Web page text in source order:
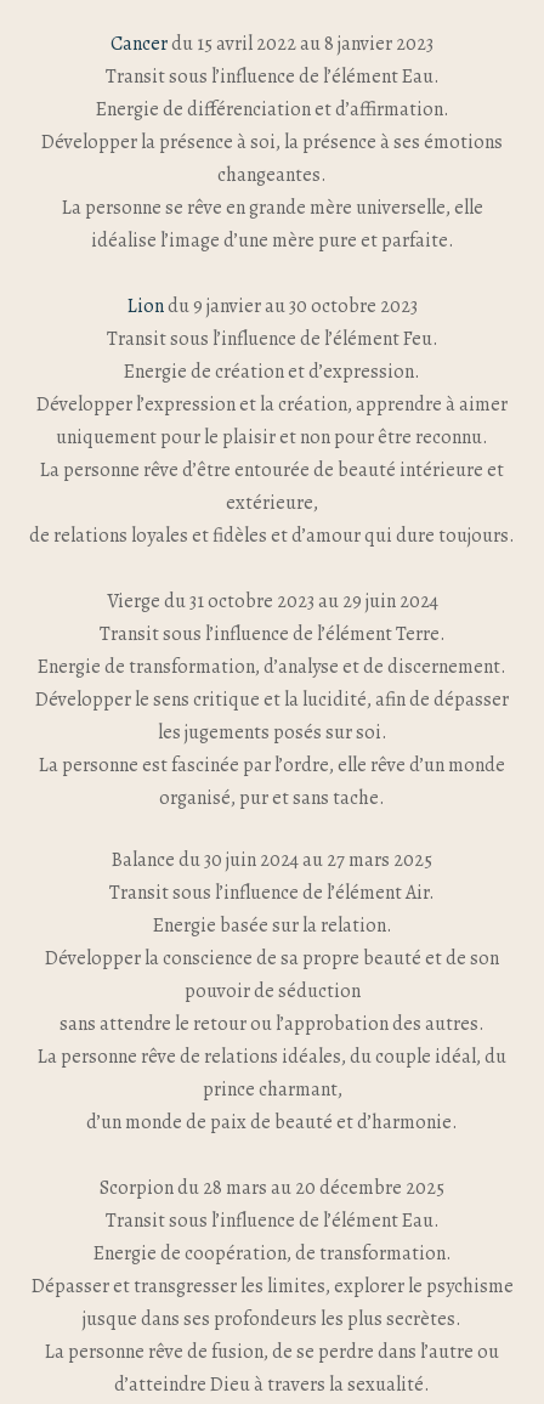
Cancerdu 15 avril 2022 au 8 janvier 2023
Transit sous l’influence de l’élément Eau.
Energie de différenciation et d’affirmation.
Développer la présence à soi, la présence à ses émotions
changeantes.
La personne se rêve en grande mère universelle, elle
idéalise l’image d’une mère pure et parfaite.
Liondu 9 janvier au 30 octobre 2023
Transit sous l’influence de l’élément Feu.
Energie de création et d’expression.
Développer l’expression et la création, apprendre à aimer
uniquement pour le plaisir et non pour être reconnu.
La personne rêve d’être entourée de beauté intérieure et
extérieure,
de relations loyales et fidèles et d’amour qui dure toujours.
Vierge du 31 octobre 2023 au 29 juin 2024
Transit sous l’influence de l’élément Terre.
Energie de transformation, d’analyse et de discernement.
Développer le sens critique et la lucidité, afin de dépasser
les jugements posés sur soi.
La personne est fascinée par l’ordre, elle rêve d’un monde
organisé, pur et sans tache.
Balance du 30 juin 2024 au 27 mars 2025
Transit sous l’influence de l’élément Air.
Energie basée sur la relation.
Développer la conscience de sa propre beauté et de son
pouvoir de séduction
sans attendre le retour ou l’approbation des autres.
La personne rêve de relations idéales, du couple idéal, du
prince charmant,
d’un monde de paix de beauté et d’harmonie.
Scorpion du 28 mars au 20 décembre 2025
Transit sous l’influence de l’élément Eau.
Energie de coopération, de transformation.
Dépasser et transgresser les limites, explorer le psychisme
jusque dans ses profondeurs les plus secrètes.
La personne rêve de fusion, de se perdre dans l’autre ou
d’atteindre Dieu à travers la sexualité.